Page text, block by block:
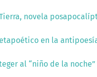
novela
en la
al “niño de la